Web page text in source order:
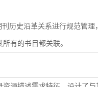
历史沿革关系进行规范管
有的书目都关联。